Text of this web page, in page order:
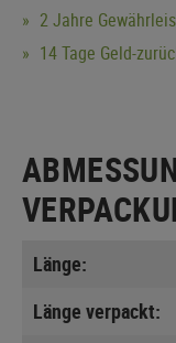
2 Jahre
14 Tage Geld-
Länge:
Länge verpackt: